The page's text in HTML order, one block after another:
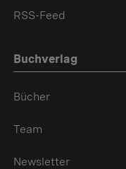
RSS-Feed
Buchverlag
Bücher
Team
Newsletter